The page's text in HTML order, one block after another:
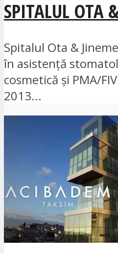
SPITALUL OTA
Spitalul Ota &
în asistență
cosmetică și PMA/
2013...